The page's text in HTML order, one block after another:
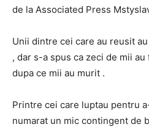
de la Associated Press
Unii dintre cei care au reusit
, dar s-a spus ca zeci de mii
dupa ce mii au murit .
Printre cei care luptau pentru
numarat un mic contingent de